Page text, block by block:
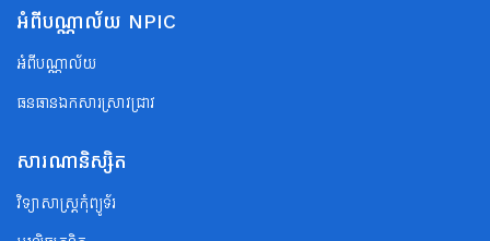
អំពីបណ្ណាល័យ NPIC
អំពីបណ្ណាល័យ
ធនធានឯកសារស្រាវជ្រាវ
សារណានិស្សិត
វិទ្យាសាស្ត្រកុំព្យូទ័រ